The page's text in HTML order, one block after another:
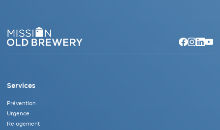
Services
Prévention
Urgence
Relogement